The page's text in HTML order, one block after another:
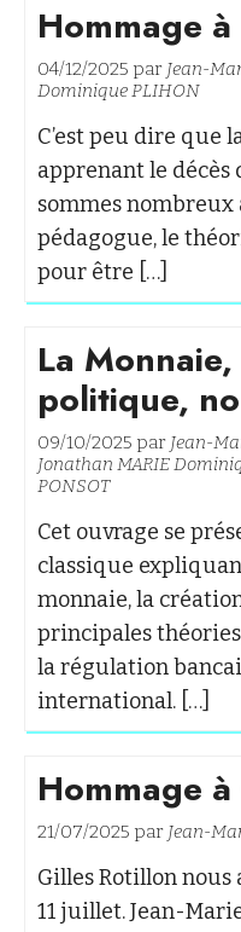
Hommage à
04/12/2025 par Jean-
Dominique PLIHON
C’est peu dire que
apprenant le décès
sommes
pédagogue, le
pour être […]
La
politique,
09/10/2025 par Jean-
Jonathan MARIE
PONSOT
Cet ouvrage se
classique
monnaie, la
principales
la régulation
international. […]
Hommage
21/07/2025 par Jean-
Gilles Rotillon
11 juillet. Jean-